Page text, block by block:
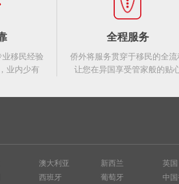
移民经验
业内少有
全程服务
侨外将服务贯穿于移民的全流
让您在异国享受管家般的贴
澳大利亚
西班牙
新西兰
葡萄牙
英国
中